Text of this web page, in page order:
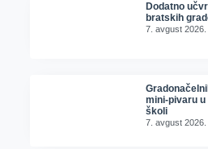
Dodatno
bratskih
7. avgust 2026.
mini-pivaru
školi
7. avgust 2026.